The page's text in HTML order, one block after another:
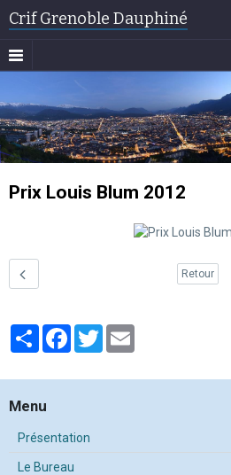
Crif Grenoble Dauphiné
Prix Louis Blum 2012
Retour
PartagerFacebook
Twitter
Menu
Présentation
Le Bureau